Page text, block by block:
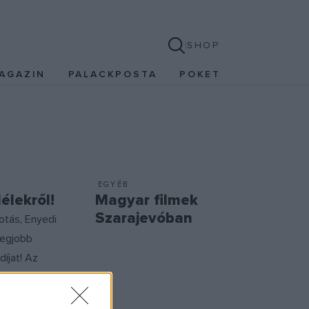
SHOP
PALACKPOSTA POKET
Enyedi
Az
EGYÉB
Magyar filmek
Szarajevóban